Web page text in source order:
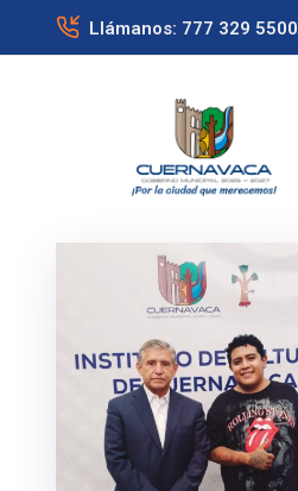
Llámanos: 777 329 5500